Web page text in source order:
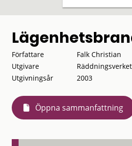
Författare
Falk Christian
Utgivare
Räddningsverket
Utgivningsår
2003
Öppna sammanfattning